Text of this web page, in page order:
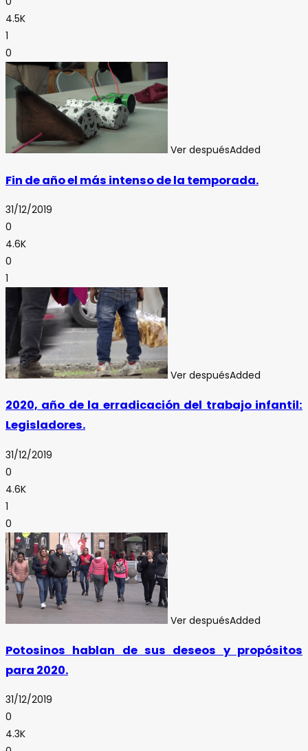
4.5K
1
0
Ver despuésAdded
Fin de año el más intenso de la temporada.
31/12/2019
0
4.6K
0
1
Ver despuésAdded
2020, año de la erradicación del trabajo infantil:
Legisladores.
31/12/2019
0
4.6K
1
0
Ver despuésAdded
Potosinos hablan de sus deseos y propósitos
para 2020.
31/12/2019
0
4.3K